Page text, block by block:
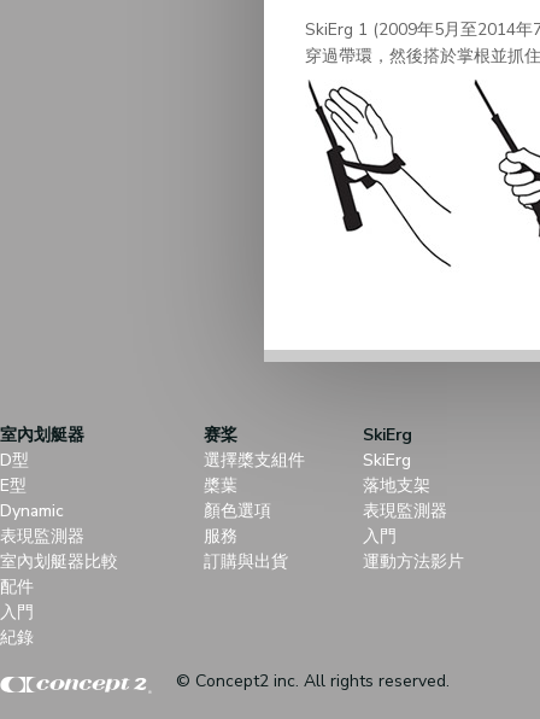
SkiErg 1 (2009年5月至2014年
穿過帶環，然後搭於掌根並抓
室內划艇器
D型
E型
Dynamic
表現監測器
室內划艇器比較
配件
入門
紀錄
赛桨
選擇槳支組件
槳葉
顏色選項
服務
訂購與出貨
SkiErg
SkiErg
落地支架
表現監測器
入門
運動方法影片
© Concept2 inc. All rights reserved.